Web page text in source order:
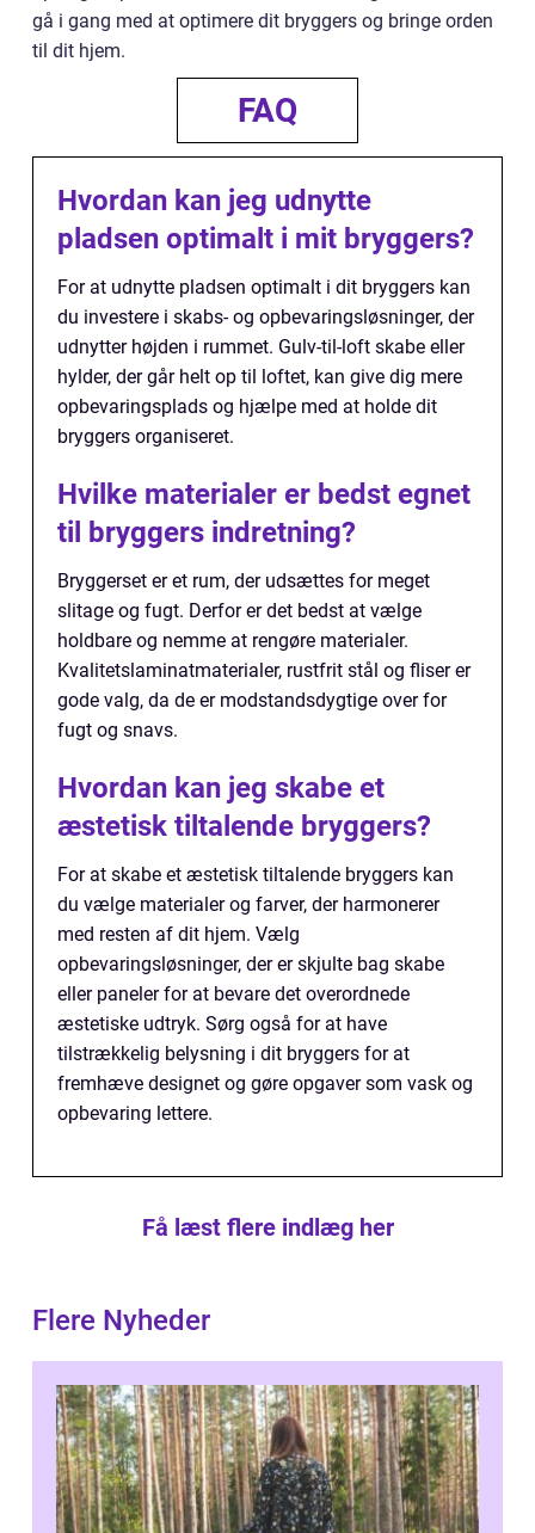
gå i gang med at optimere dit bryggers og bringe orden
til dit hjem.
FAQ
Hvordan kan jeg udnytte
pladsen optimalt i mit bryggers?
For at udnytte pladsen optimalt i dit bryggers kan
du investere i skabs- og opbevaringsløsninger, der
udnytter højden i rummet. Gulv-til-loft skabe eller
hylder, der går helt op til loftet, kan give dig mere
opbevaringsplads og hjælpe med at holde dit
bryggers organiseret.
Hvilke materialer er bedst egnet
til bryggers indretning?
Bryggerset er et rum, der udsættes for meget
slitage og fugt. Derfor er det bedst at vælge
holdbare og nemme at rengøre materialer.
Kvalitetslaminatmaterialer, rustfrit stål og fliser er
gode valg, da de er modstandsdygtige over for
fugt og snavs.
Hvordan kan jeg skabe et
æstetisk tiltalende bryggers?
For at skabe et æstetisk tiltalende bryggers kan
du vælge materialer og farver, der harmonerer
med resten af dit hjem. Vælg
opbevaringsløsninger, der er skjulte bag skabe
eller paneler for at bevare det overordnede
æstetiske udtryk. Sørg også for at have
tilstrækkelig belysning i dit bryggers for at
fremhæve designet og gøre opgaver som vask og
opbevaring lettere.
Få læst flere indlæg her
Flere Nyheder